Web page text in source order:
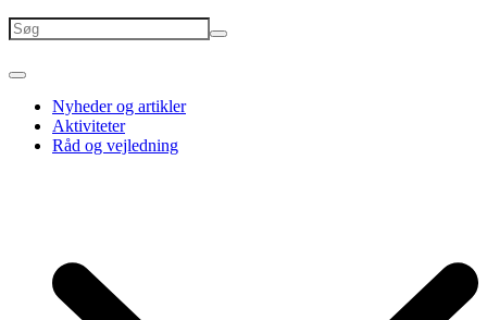
Nyheder og artikler
Aktiviteter
Råd og vejledning